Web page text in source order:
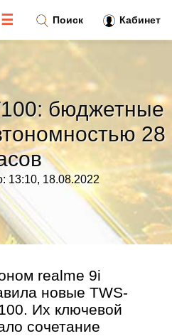
бюджетные
28
13:10, 18.08.2022
realme 9i
новые TWS-
Их ключевой
сочетание
Поиск Кабинет
☰